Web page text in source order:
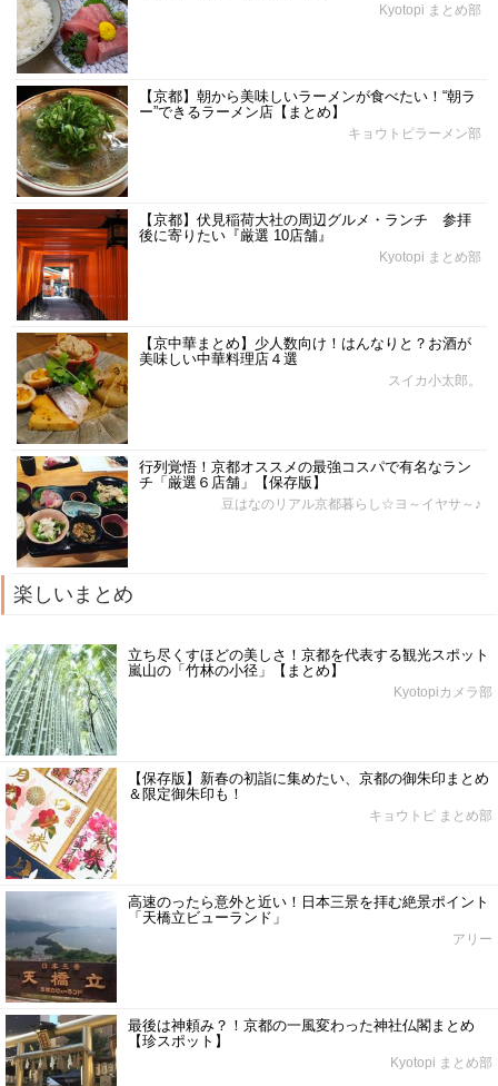
Kyotopi まとめ部
【京都】朝から美味しいラーメンが食べたい！“朝ラ
ー”できるラーメン店【まとめ】
キョウトピラーメン部
【京都】伏見稲荷大社の周辺グルメ・ランチ 参拝
後に寄りたい『厳選 10店舗』
Kyotopi まとめ部
【京中華まとめ】少人数向け！はんなりと？お酒が
美味しい中華料理店４選
スイカ小太郎。
行列覚悟！京都オススメの最強コスパで有名なラン
チ「厳選６店舗」【保存版】
豆はなのリアル京都暮らし☆ヨ～イヤサ～♪
楽しいまとめ
立ち尽くすほどの美しさ！京都を代表する観光スポット
嵐山の「竹林の小径」【まとめ】
Kyotopiカメラ部
【保存版】新春の初詣に集めたい、京都の御朱印まとめ
＆限定御朱印も！
キョウトピ まとめ部
高速のったら意外と近い！日本三景を拝む絶景ポイント
「天橋立ビューランド」
アリー
最後は神頼み？！京都の一風変わった神社仏閣まとめ
【珍スポット】
Kyotopi まとめ部